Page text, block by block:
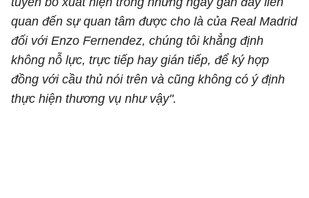
quan đến sự quan tâm được cho là của Real Madrid
đối với Enzo Fernendez, chúng tôi khẳng định
không nỗ lực, trực tiếp hay gián tiếp, để ký hợp
đồng với cầu thủ nói trên và cũng không có ý định
thực hiện thương vụ như vậy".